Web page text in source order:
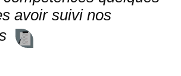
téléphone
avoir suivi nos